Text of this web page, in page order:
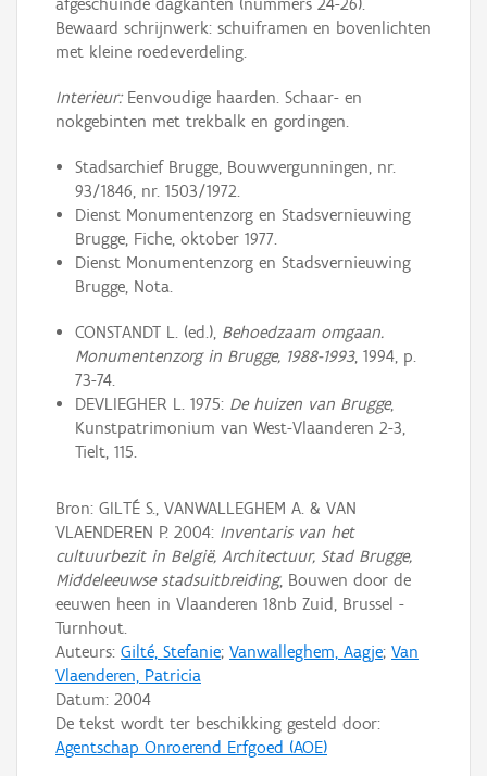
afgeschuinde dagkanten (nummers 24-26).
Bewaard schrijnwerk: schuiframen en bovenlichten
met kleine roedeverdeling.
Interieur:Eenvoudige haarden. Schaar- en
nokgebinten met trekbalk en gordingen.
Stadsarchief Brugge, Bouwvergunningen, nr.
93/1846, nr. 1503/1972.
Dienst Monumentenzorg en Stadsvernieuwing
Brugge, Fiche, oktober 1977.
Dienst Monumentenzorg en Stadsvernieuwing
Brugge, Nota.
CONSTANDT L. (ed.), Behoedzaam omgaan.
Monumentenzorg in Brugge, 1988-1993, 1994, p.
73-74.
DEVLIEGHER L. 1975: De huizen van Brugge,
Kunstpatrimonium van West-Vlaanderen 2-3,
Tielt, 115.
Bron: GILTÉ S., VANWALLEGHEM A. & VAN
VLAENDEREN P. 2004: Inventaris van het
cultuurbezit in België, Architectuur, Stad Brugge,
Middeleeuwse stadsuitbreiding, Bouwen door de
eeuwen heen in Vlaanderen 18nb Zuid, Brussel -
Turnhout.
Auteurs: Gilté, Stefanie; Vanwalleghem, Aagje; Van
Vlaenderen, Patricia
Datum: 2004
De tekst wordt ter beschikking gesteld door:
Agentschap Onroerend Erfgoed (AOE)